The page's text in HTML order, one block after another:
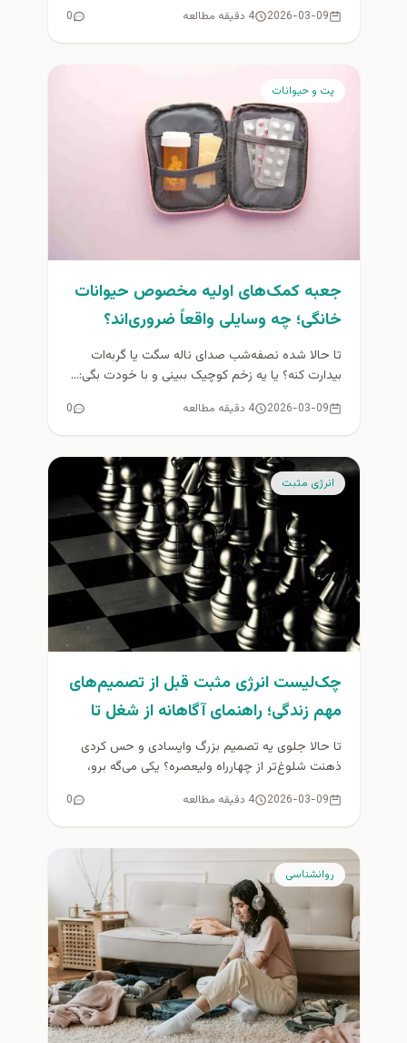
2026-03-09 4 دقیقه مطالعه 0
پت و حیوانات
جعبه کمک‌های اولیه مخصوص حیوانات
خانگی؛ چه وسایلی واقعاً ضروری‌اند؟
تا حالا شده نصفه‌شب صدای ناله سگت یا گربه‌ات
بیدارت کنه؟ یا یه زخم کوچیک ببینی و با خودت بگی:...
2026-03-09 4 دقیقه مطالعه 0
انرژی مثبت
چک‌لیست انرژی مثبت قبل از تصمیم‌های
مهم زندگی؛ راهنمای آگاهانه از شغل تا
مهاجرت
تا حالا جلوی یه تصمیم بزرگ وایسادی و حس کردی
ذهنت شلوغ‌تر از چهارراه ولیعصره؟ یکی می‌گه برو،
2026-03-09 4 دقیقه مطالعه 0
روانشناسی